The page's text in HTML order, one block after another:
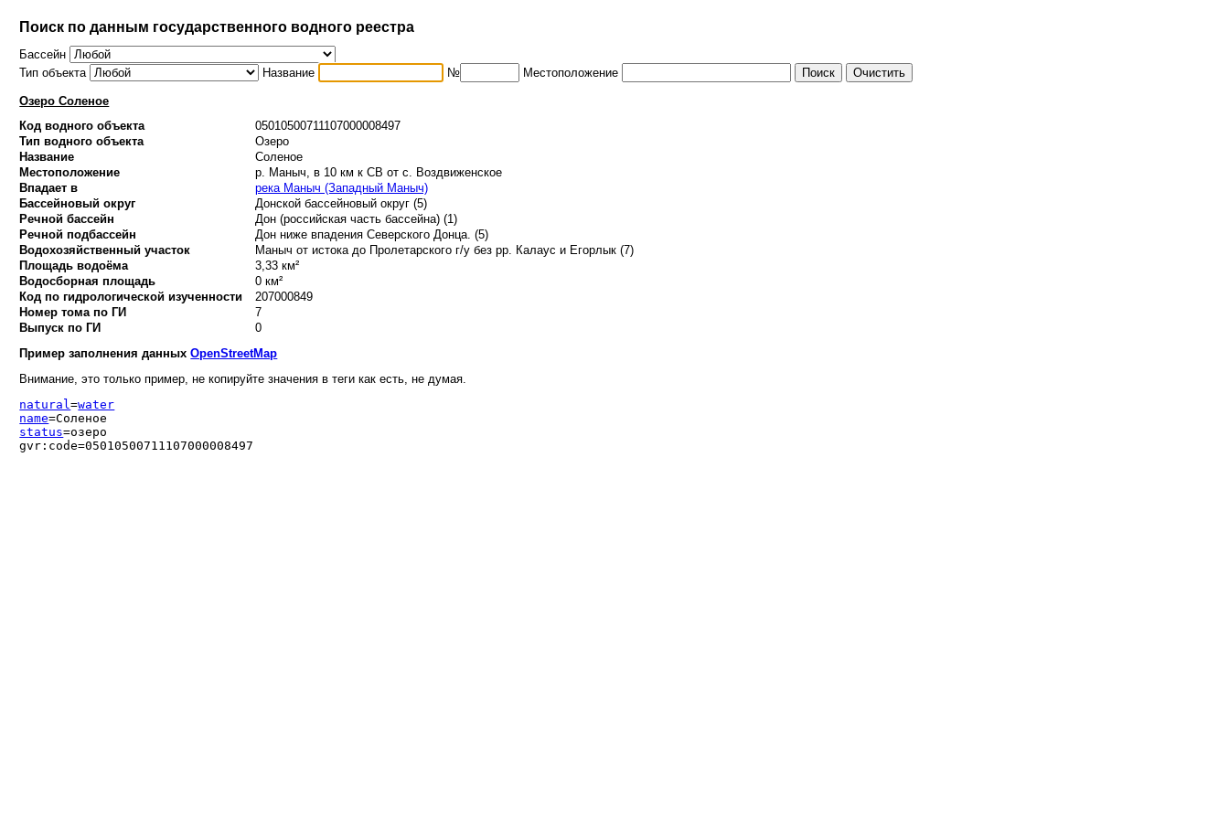
Поиск по данным государственного водного реестра
Бассейн
Тип объекта
Название № Местоположение
Озеро Соленое
Код водного объекта
05010500711107000008497
Тип водного объекта
Озеро
Название
Соленое
Местоположение
р. Маныч, в 10 км к СВ от с. Воздвиженское
Впадает в
река Маныч (Западный Маныч)
Бассейновый округ
Донской бассейновый округ (5)
Речной бассейн
Дон (российская часть бассейна) (1)
Речной подбассейн
Дон ниже впадения Северского Донца. (5)
Водохозяйственный участок
Маныч от истока до Пролетарского г/у без рр. Калаус и Егорлык (7)
Площадь водоёма
3,33 км²
Водосборная площадь
0 км²
Код по гидрологической изученности
207000849
Номер тома по ГИ
7
Выпуск по ГИ
0
Пример заполнения данныхOpenStreetMap
Внимание, это только пример, не копируйте значения в теги как есть, не думая.
natural=water
name=Соленое
status=озеро
gvr:code=05010500711107000008497